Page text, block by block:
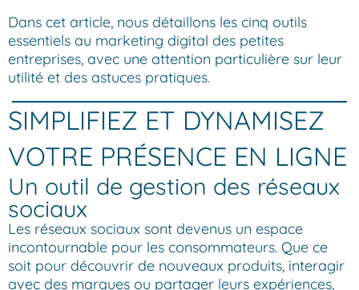
Dans cet article, nous détaillons les cinq outils
essentiels au marketing digital des petites
entreprises, avec une attention particulière sur leur
utilité et des astuces pratiques.
SIMPLIFIEZ ET DYNAMISEZ
VOTRE PRÉSENCE EN LIGNE
Un outil de gestion des réseaux
sociaux
Les réseaux sociaux sont devenus un espace
incontournable pour les consommateurs. Que ce
soit pour découvrir de nouveaux produits, interagir
avec des marques ou partager leurs expériences,